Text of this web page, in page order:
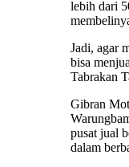
lebih dari
Jadi, agar
bisa
Tabrakan
Gibran
pusat jual
dalam